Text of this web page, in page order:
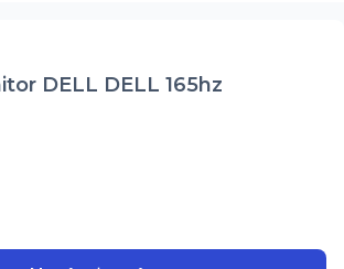
DELL DELL 165hz